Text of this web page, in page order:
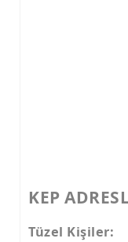
KEP
Tüzel Kişiler: